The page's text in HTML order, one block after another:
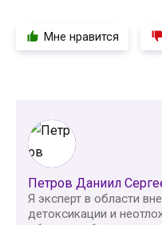
Мне нравится
Петров Даниил
Я эксперт в области
детоксикации и